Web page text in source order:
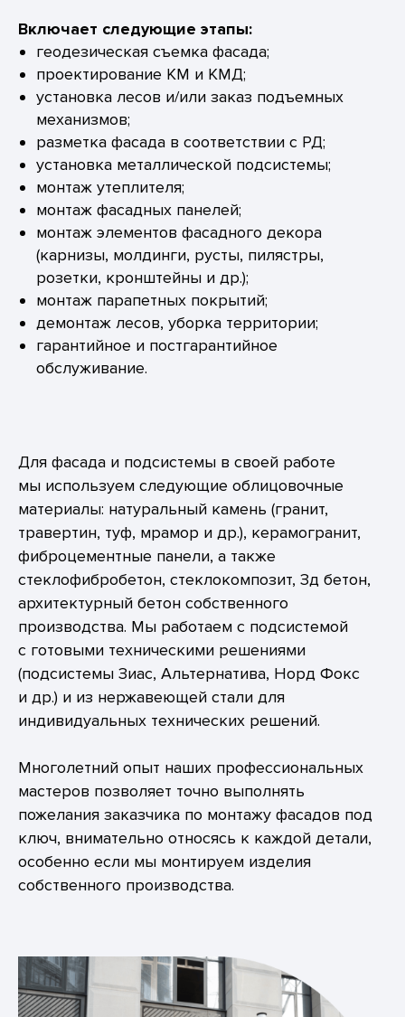
Включает следующие этапы:
геодезическая съемка фасада;
проектирование КМ и КМД;
установка лесов и/или заказ подъемных
механизмов;
разметка фасада в соответствии с РД;
установка металлической подсистемы;
монтаж утеплителя;
монтаж фасадных панелей;
монтаж элементов фасадного декора
(карнизы, молдинги, русты, пилястры,
розетки, кронштейны и др.);
монтаж парапетных покрытий;
демонтаж лесов, уборка территории;
гарантийное и постгарантийное
обслуживание.
Для фасада и подсистемы в своей работе
мы используем следующие облицовочные
материалы: натуральный камень (гранит,
травертин, туф, мрамор и др.), керамогранит,
фиброцементные панели, а также
стеклофибробетон, стеклокомпозит, Зд бетон,
архитектурный бетон собственного
производства. Мы работаем с подсистемой
с готовыми техническими решениями
(подсистемы Зиас, Альтернатива, Норд Фокс
и др.) и из нержавеющей стали для
индивидуальных технических решений.
Многолетний опыт наших профессиональных
мастеров позволяет точно выполнять
пожелания заказчика по монтажу фасадов под
ключ, внимательно относясь к каждой детали,
особенно если мы монтируем изделия
собственного производства.